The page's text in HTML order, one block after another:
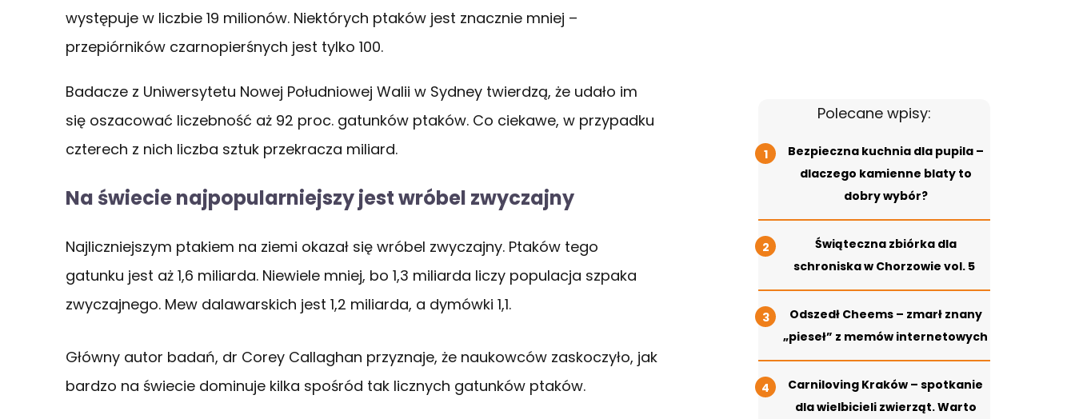
występuje w liczbie 19 milionów. Niektórych ptaków jest znacznie mniej –
przepiórników czarnopierśnych jest tylko 100.
Badacze z Uniwersytetu Nowej Południowej Walii w Sydney twierdzą, że udało im
się oszacować liczebność aż 92 proc. gatunków ptaków. Co ciekawe, w przypadku
czterech z nich liczba sztuk przekracza miliard.
Na świecie najpopularniejszy jest wróbel zwyczajny
Najliczniejszym ptakiem na ziemi okazał się wróbel zwyczajny. Ptaków tego
gatunku jest aż 1,6 miliarda. Niewiele mniej, bo 1,3 miliarda liczy populacja szpaka
zwyczajnego. Mew dalawarskich jest 1,2 miliarda, a dymówki 1,1.
Główny autor badań, dr Corey Callaghan przyznaje, że naukowców zaskoczyło, jak
bardzo na świecie dominuje kilka spośród tak licznych gatunków ptaków.
Polecane wpisy:
Bezpieczna kuchnia dla pupila –
dlaczego kamienne blaty to
dobry wybór?
Świąteczna zbiórka dla
schroniska w Chorzowie vol. 5
Odszedł Cheems – zmarł znany
„pieseł” z memów internetowych
Carniloving Kraków – spotkanie
dla wielbicieli zwierząt. Warto